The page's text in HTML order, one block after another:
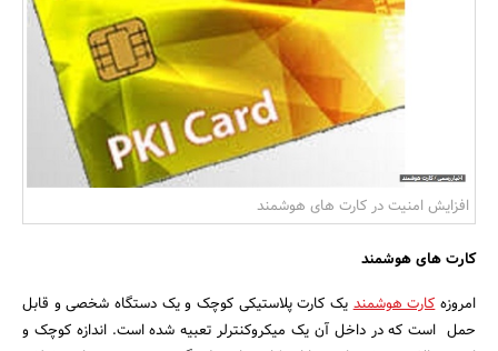
بانک، بیمه و سرمایه
مسکن و ساختمان
افزایش امنیت در کارت های هوشمند
کارت های هوشمند
امروزهکارت هوشمندیک کارت پلاستیکی کوچک و یک دستگاه شخصی و قابل
حمل است که در داخل آن یک میکروکنترلر تعبیه شده است. اندازه کوچک و